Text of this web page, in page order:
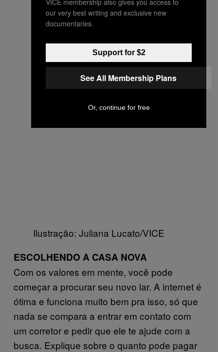
Ilustração: Juliana Lucato/VICE
ESCOLHENDO A CASA NOVA
Com os valores em mente, você pode
começar a procurar seu novo lar. A internet é
ótima e funciona muito bem pra isso, só que
nada se compara a entrar em contato com
um corretor e pedir que ele te ajude com a
busca. Explique sobre o quanto pode pagar
our very best writing and exclusive new
documentaries.
Support for $2
See All Membership Plans
Or, continue for free